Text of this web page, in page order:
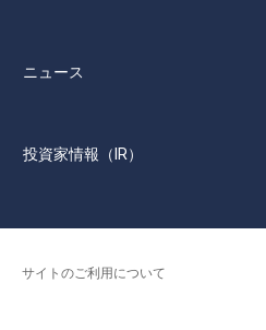
ニュース
投資家情報（IR）
サイトのご利用について